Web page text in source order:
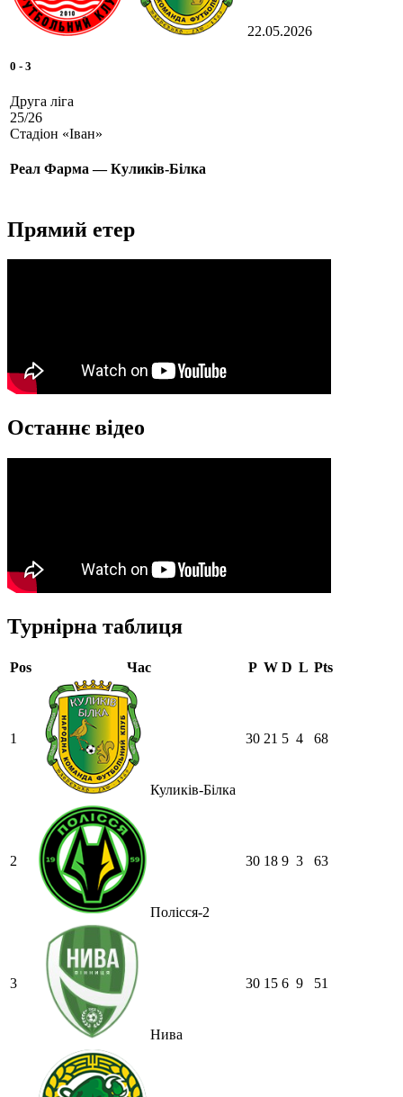
22.05.2026
0 - 3
Друга ліга
25/26
Стадіон «Іван»
Реал Фарма — Куликів-Білка
Прямий етер
Останнє відео
Турнірна таблиця
Pos Час P W D L Pts
1
Куликів-Білка
30 21 5 4 68
2
Полісся-2
30 18 9 3 63
3
Нива
30 15 6 9 51